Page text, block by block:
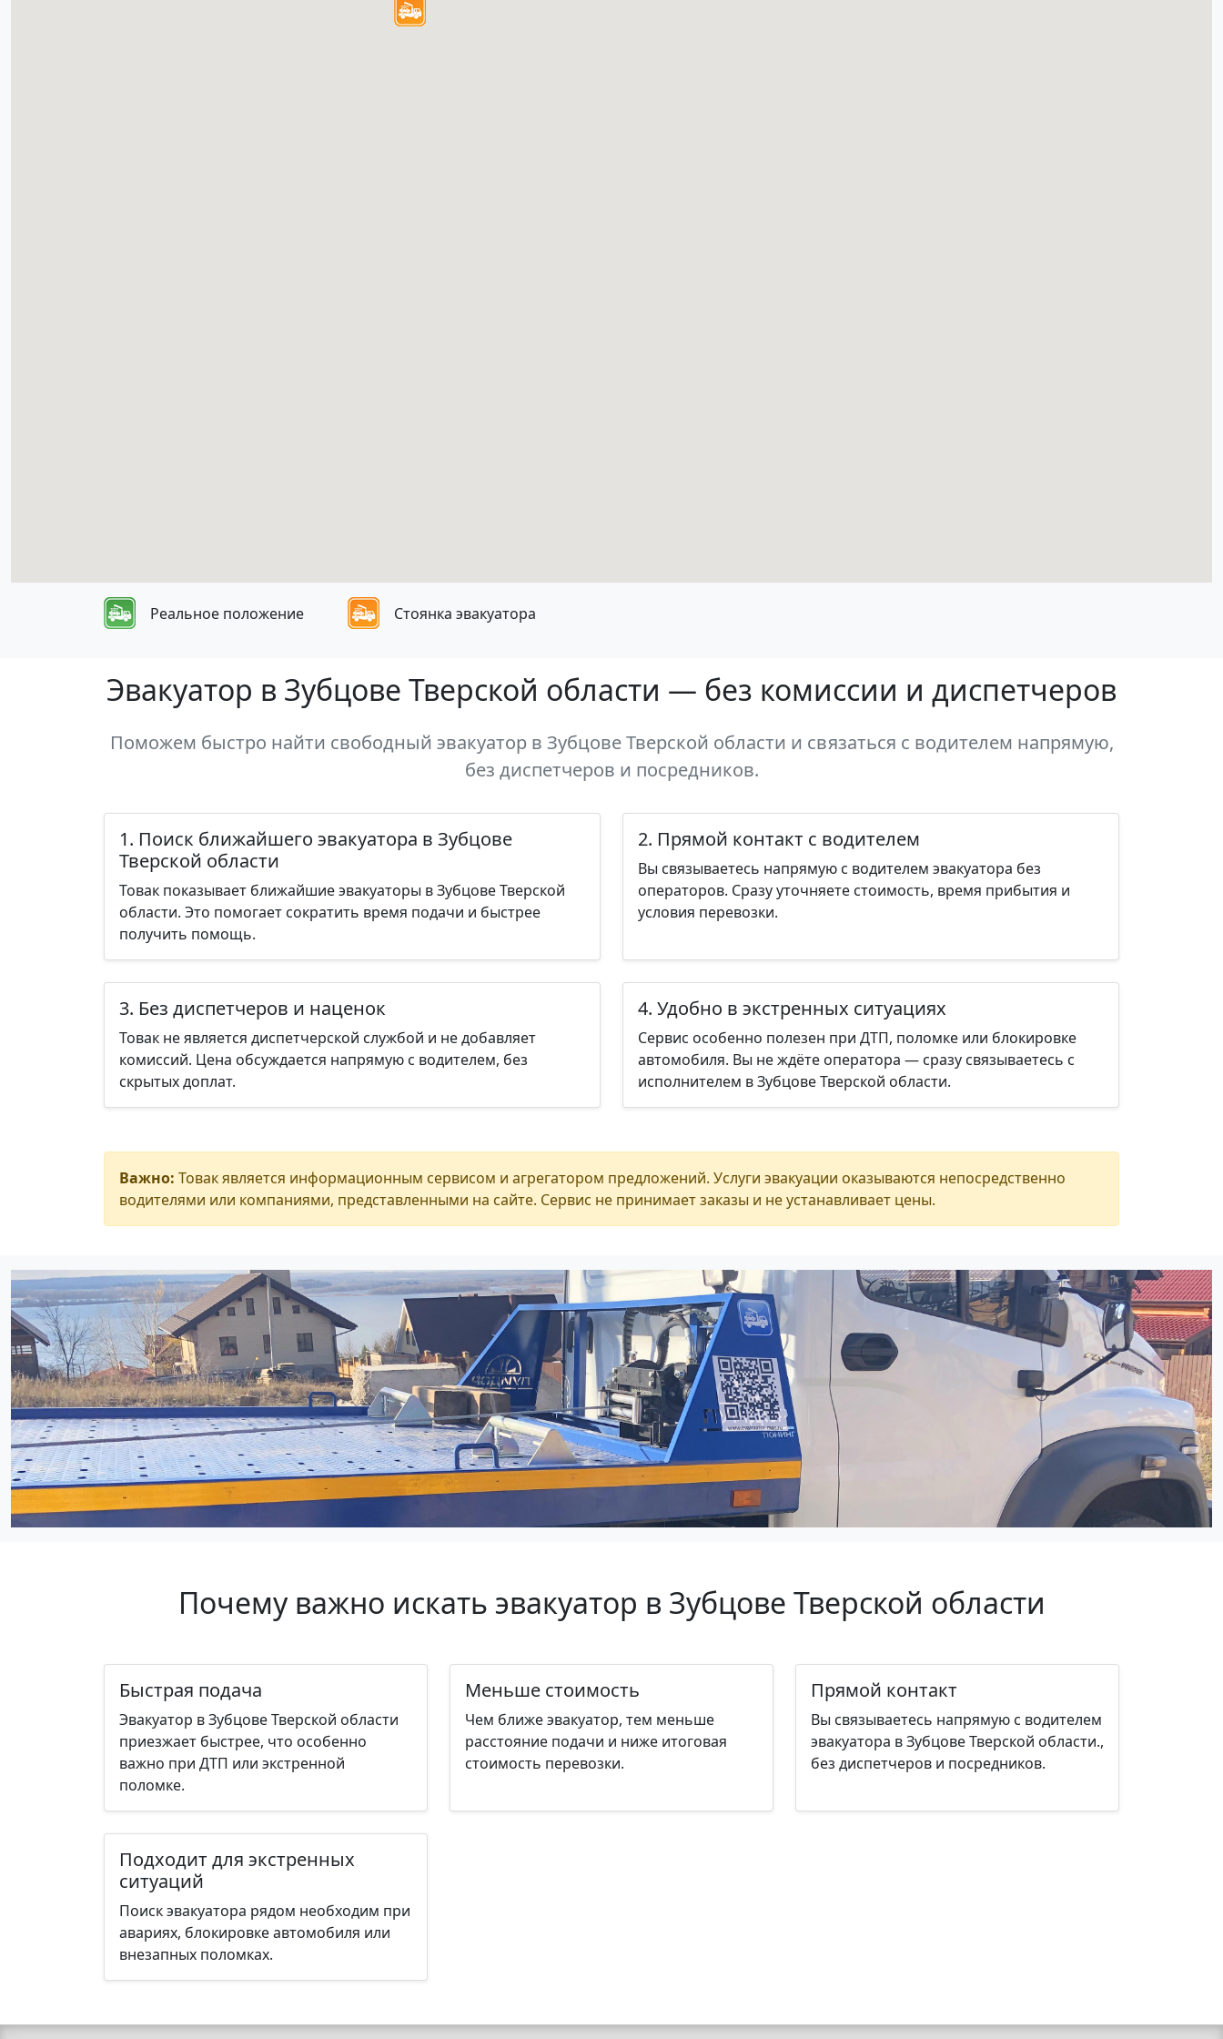
Реальное положение Стоянка эвакуатора
Эвакуатор в Зубцове Тверской области — без комиссии и диспетчеров
Поможем быстро найти свободный эвакуатор в Зубцове Тверской области и связаться с водителем напрямую,
без диспетчеров и посредников.
1. Поиск ближайшего эвакуатора в Зубцове
Тверской области
Товак показывает ближайшие эвакуаторы в Зубцове Тверской
области. Это помогает сократить время подачи и быстрее
получить помощь.
2. Прямой контакт с водителем
Вы связываетесь напрямую с водителем эвакуатора без
операторов. Сразу уточняете стоимость, время прибытия и
условия перевозки.
3. Без диспетчеров и наценок
Товак не является диспетчерской службой и не добавляет
комиссий. Цена обсуждается напрямую с водителем, без
скрытых доплат.
4. Удобно в экстренных ситуациях
Сервис особенно полезен при ДТП, поломке или блокировке
автомобиля. Вы не ждёте оператора — сразу связываетесь с
исполнителем в Зубцове Тверской области.
Важно: Товак является информационным сервисом и агрегатором предложений. Услуги эвакуации оказываются непосредственно
водителями или компаниями, представленными на сайте. Сервис не принимает заказы и не устанавливает цены.
Почему важно искать эвакуатор в Зубцове Тверской области
Быстрая подача
Эвакуатор в Зубцове Тверской области
приезжает быстрее, что особенно
важно при ДТП или экстренной
поломке.
Меньше стоимость
Чем ближе эвакуатор, тем меньше
расстояние подачи и ниже итоговая
стоимость перевозки.
Прямой контакт
Вы связываетесь напрямую с водителем
эвакуатора в Зубцове Тверской области.,
без диспетчеров и посредников.
Подходит для экстренных
ситуаций
Поиск эвакуатора рядом необходим при
авариях, блокировке автомобиля или
внезапных поломках.